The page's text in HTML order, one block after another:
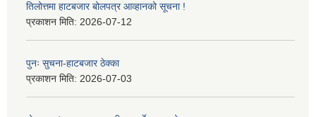
तिलोत्तमा हाटबजार बोलपत्र आव्हानको सूचना !
प्रकाशन मिति: 2026-07-12
पुनः सुचना-हाटबजार ठेक्का
प्रकाशन मिति: 2026-07-03